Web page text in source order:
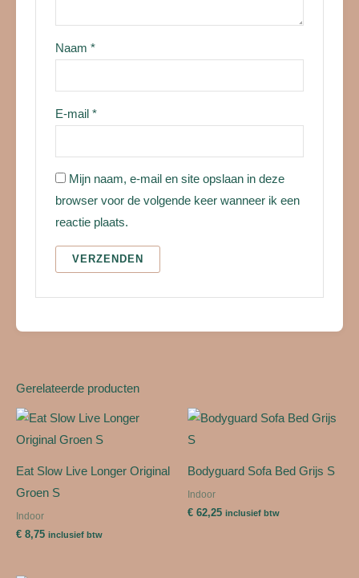
Naam*
E-mail*
Mijn naam, e-mail en site opslaan in deze
browser voor de volgende keer wanneer ik een
reactie plaats.
Gerelateerde producten
Eat Slow Live Longer Original
Groen S
Indoor
€ 8,75 inclusief btw
Bodyguard Sofa Bed Grijs S
Indoor
€ 62,25 inclusief btw